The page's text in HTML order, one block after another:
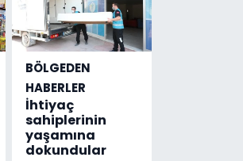
BÖLGEDEN
HABERLER
İhtiyaç
sahiplerinin
yaşamına
dokundular